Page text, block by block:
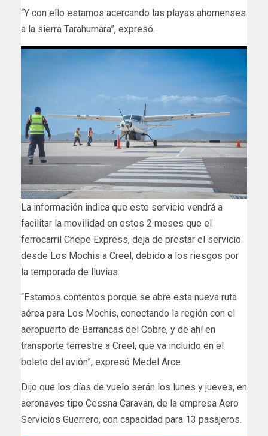
“Y con ello estamos acercando las playas ahomenses
a la sierra Tarahumara”, expresó.
La información indica que este servicio vendrá a
facilitar la movilidad en estos 2 meses que el
ferrocarril Chepe Express, deja de prestar el servicio
desde Los Mochis a Creel, debido a los riesgos por
la temporada de lluvias.
“Estamos contentos porque se abre esta nueva ruta
aérea para Los Mochis, conectando la región con el
aeropuerto de Barrancas del Cobre, y de ahí en
transporte terrestre a Creel, que va incluido en el
boleto del avión”, expresó Medel Arce.
Dijo que los días de vuelo serán los lunes y jueves, en
aeronaves tipo Cessna Caravan, de la empresa Aero
Servicios Guerrero, con capacidad para 13 pasajeros.